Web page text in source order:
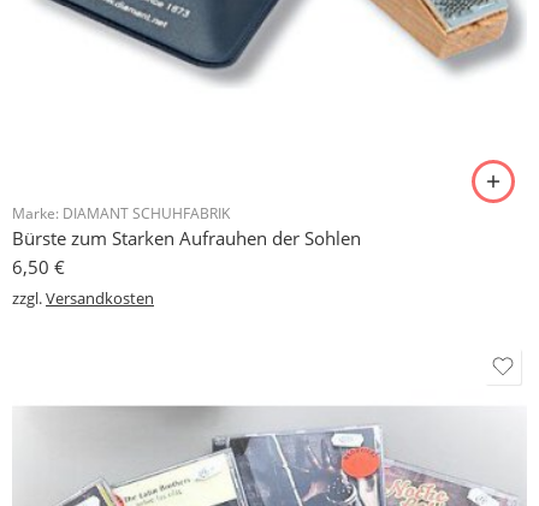
Marke: DIAMANT SCHUHFABRIK
Bürste zum Starken Aufrauhen der Sohlen
6,50 €
zzgl.Versandkosten